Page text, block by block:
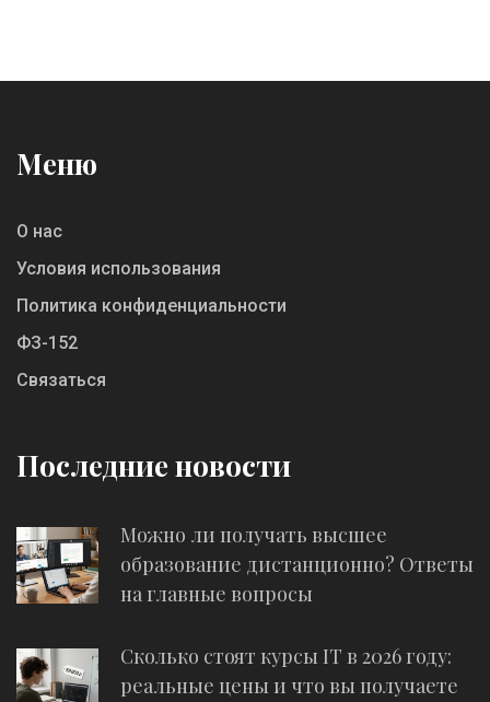
Меню
О нас
Условия использования
Политика конфиденциальности
ФЗ-152
Связаться
Последние новости
Можно ли получать высшее
образование дистанционно? Ответы
на главные вопросы
Сколько стоят курсы IT в 2026 году:
реальные цены и что вы получаете